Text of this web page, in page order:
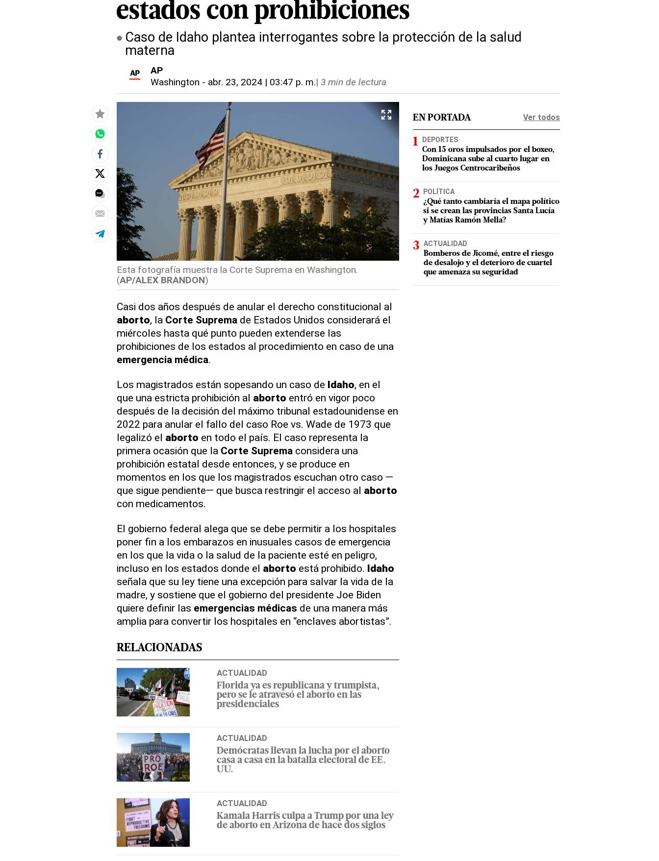
estados con prohibiciones
Caso de Idaho plantea interrogantes sobre la protección de la salud
materna
AP
Washington - abr. 23, 2024 | 03:47 p. m.| 3 min de lectura
Esta fotografía muestra la Corte Suprema en Washington.
(AP/ALEX BRANDON)
Casi dos años después de anular el derecho constitucional al
aborto, la Corte Supremade Estados Unidos considerará el
miércoles hasta qué punto pueden extenderse las
prohibiciones de los estados al procedimiento en caso de una
emergencia médica.
Los magistrados están sopesando un caso de Idaho, en el
que una estricta prohibición al aborto entró en vigor poco
después de la decisión del máximo tribunal estadounidense en
2022 para anular el fallo del caso Roe vs. Wade de 1973 que
legalizó el aborto en todo el país. El caso representa la
primera ocasión que la Corte Supremaconsidera una
prohibición estatal desde entonces, y se produce en
momentos en los que los magistrados escuchan otro caso —
que sigue pendiente— que busca restringir el acceso al aborto
con medicamentos.
El gobierno federal alega que se debe permitir a los hospitales
poner fin a los embarazos en inusuales casos de emergencia
en los que la vida o la salud de la paciente esté en peligro,
incluso en los estados donde el aborto está prohibido. Idaho
señala que su ley tiene una excepción para salvar la vida de la
madre, y sostiene que el gobierno del presidente Joe Biden
quiere definir las emergencias médicas de una manera más
amplia para convertir los hospitales en “enclaves abortistas”.
RELACIONADAS
ACTUALIDAD
Florida ya es republicana y trumpista,
pero se le atravesó el aborto en las
presidenciales
ACTUALIDAD
Demócratas llevan la lucha por el aborto
casa a casa en la batalla electoral de EE.
UU.
ACTUALIDAD
Kamala Harris culpa a Trump por una ley
de aborto en Arizona de hace dos siglos
EN PORTADA Ver todos
DEPORTES
Con 15 oros impulsados por el boxeo,
Dominicana sube al cuarto lugar en
los Juegos Centrocaribeños
POLÍTICA
¿Qué tanto cambiaría el mapa político
si se crean las provincias Santa Lucía
y Matías Ramón Mella?
ACTUALIDAD
Bomberos de Jicomé, entre el riesgo
de desalojo y el deterioro de cuartel
que amenaza su seguridad